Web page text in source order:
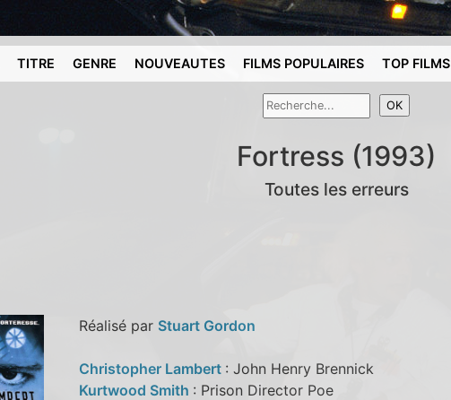
TITRE GENRE NOUVEAUTES FILMS POPULAIRES TOP FILMS
Fortress (1993)
Toutes les erreurs
Réalisé par Stuart Gordon
Christopher Lambert : John Henry Brennick
Kurtwood Smith : Prison Director Poe